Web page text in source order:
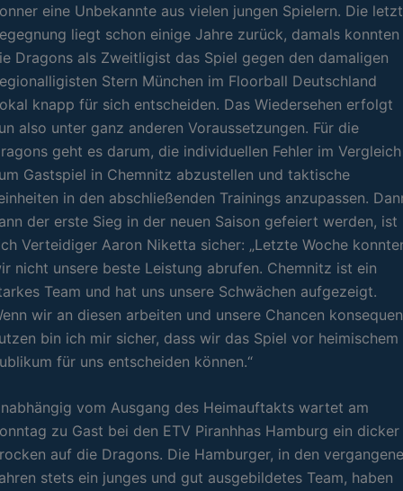
eine Unbekannte aus vielen jungen Spielern. Die
liegt schon einige Jahre zurück, damals konnten
Dragons als Zweitligist das Spiel gegen den damaligen
Stern München im Floorball Deutschland
knapp für sich entscheiden. Das Wiedersehen erfolgt
also unter ganz anderen Voraussetzungen. Für die
geht es darum, die individuellen Fehler im Vergleich
Gastspiel in Chemnitz abzustellen und taktische
in den abschließenden Trainings anzupassen.
der erste Sieg in der neuen Saison gefeiert werden, ist
Verteidiger Aaron Niketta sicher: „Letzte Woche
nicht unsere beste Leistung abrufen. Chemnitz ist ein
Team und hat uns unsere Schwächen aufgezeigt.
wir an diesen arbeiten und unsere Chancen
bin ich mir sicher, dass wir das Spiel vor heimischem
für uns entscheiden können.“
vom Ausgang des Heimauftakts wartet am
zu Gast bei den ETV Piranhhas Hamburg ein dicker
auf die Dragons. Die Hamburger, in den
stets ein junges und gut ausgebildetes Team, haben